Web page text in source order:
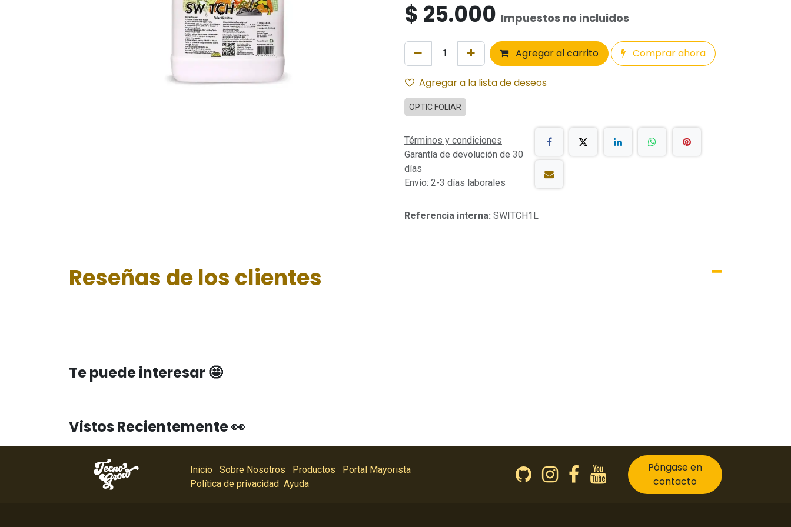
$ 25.000 Impuestos no incluidos
Agregar al carrito Comprar ahora
Agregar a la lista de deseos
OPTIC FOLIAR
Términos y condiciones
Garantía de devolución de 30
días
Envío: 2-3 días laborales
Referencia interna: SWITCH1L
Reseñas de los clientes
Te puede interesar 🤩
Vistos Recientemente 👀
Inicio Sobre Nosotros Productos
Portal Mayorista
Política de privacidad Ayuda
Póngase en
contacto